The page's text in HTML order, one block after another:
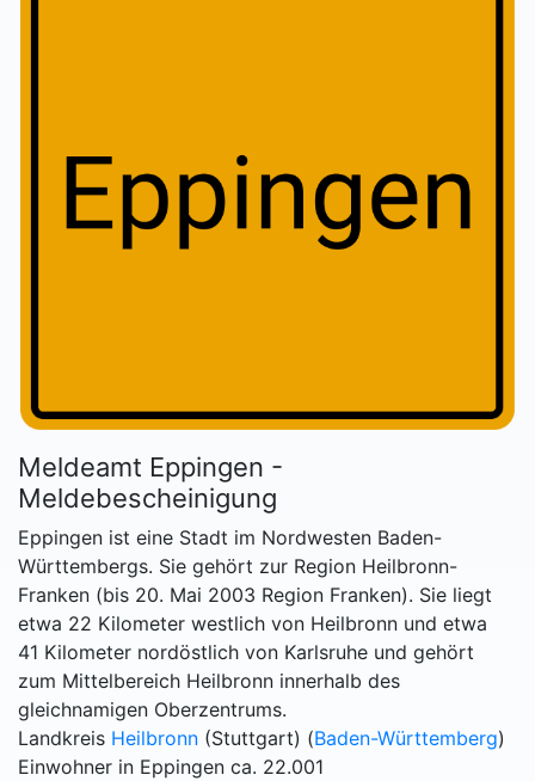
Meldeamt Eppingen -
Meldebescheinigung
Eppingen ist eine Stadt im Nordwesten Baden-
Württembergs. Sie gehört zur Region Heilbronn-
Franken (bis 20. Mai 2003 Region Franken). Sie liegt
etwa 22 Kilometer westlich von Heilbronn und etwa
41 Kilometer nordöstlich von Karlsruhe und gehört
zum Mittelbereich Heilbronn innerhalb des
gleichnamigen Oberzentrums.
Landkreis Heilbronn (Stuttgart) (Baden-Württemberg)
Einwohner in Eppingen ca. 22.001